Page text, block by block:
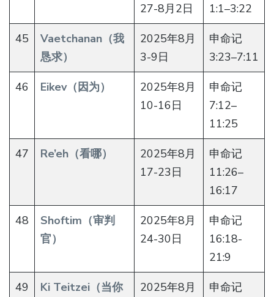
27-8月2日
1:1–3:22
45
Vaetchanan（我
恳求）
2025年8月
3-9日
申命记
3:23–7:11
46 Eikev（因为）
2025年8月
10-16日
申命记
7:12–
11:25
47 Re’eh（看哪）
2025年8月
17-23日
申命记
11:26–
16:17
48
Shoftim（审判
官）
2025年8月
24-30日
申命记
16:18-
21:9
49
Ki Teitzei（当你
2025年8月
申命记